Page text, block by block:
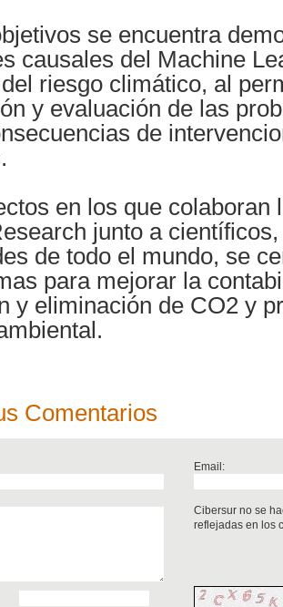
se encuentra
causales del Machine
riesgo climático, al
y evaluación de las
de
en los que colaboran
junto a
de todo el mundo, se
para mejorar la
y eliminación de CO2 y
Comentarios
Email:
Cibersur no se
reflejadas en los